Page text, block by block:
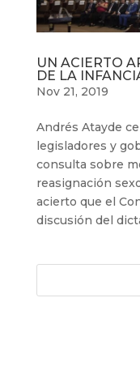
UN ACIERTO
DE LA
Nov 21, 2019
Andrés Atayde
legisladores y
consulta sobre
reasignación
acierto que el
discusión del